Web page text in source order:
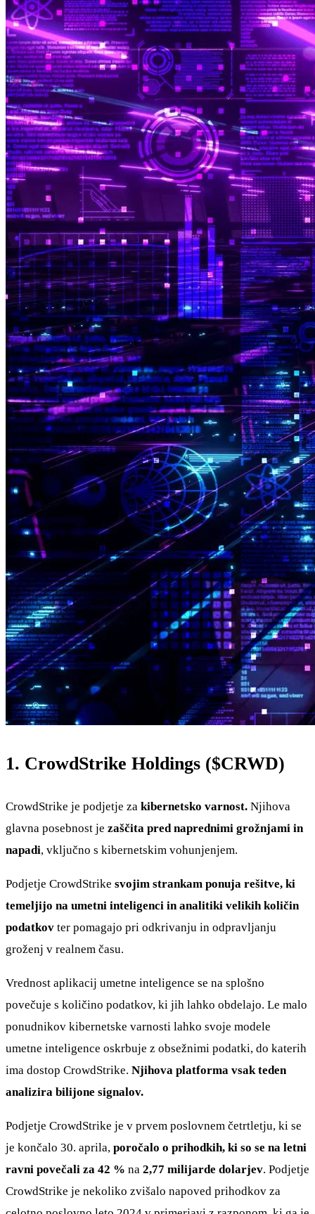
1. CrowdStrike Holdings ($CRWD)
CrowdStrike je podjetje za kibernetsko varnost. Njihova
glavna posebnost je zaščita pred naprednimi grožnjami in
napadi, vključno s kibernetskim vohunjenjem.
Podjetje CrowdStrike svojim strankam ponuja rešitve, ki
temeljijo na umetni inteligenci in analitiki velikih količin
podatkov ter pomagajo pri odkrivanju in odpravljanju
groženj v realnem času.
Vrednost aplikacij umetne inteligence se na splošno
povečuje s količino podatkov, ki jih lahko obdelajo. Le malo
ponudnikov kibernetske varnosti lahko svoje modele
umetne inteligence oskrbuje z obsežnimi podatki, do katerih
ima dostop CrowdStrike. Njihova platforma vsak teden
analizira bilijone signalov.
Podjetje CrowdStrike je v prvem poslovnem četrtletju, ki se
je končalo 30. aprila, poročalo o prihodkih, ki so se na letni
ravni povečali za 42 % na 2,77 milijarde dolarjev. Podjetje
CrowdStrike je nekoliko zvišalo napoved prihodkov za